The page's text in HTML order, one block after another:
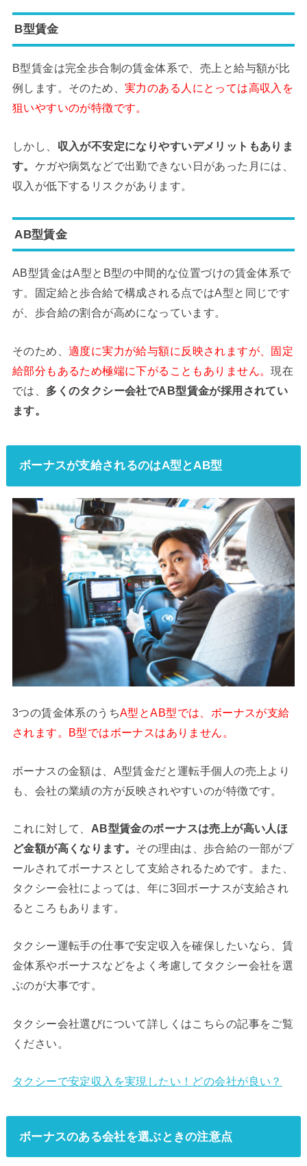
B型賃金
B型賃金は完全歩合制の賃金体系で、売上と給与額が比
例します。そのため、実力のある人にとっては高収入を
狙いやすいのが特徴です。
しかし、 収入が不安定になりやすいデメリットもありま
す。 ケガや病気などで出勤できない日があった月には、
収入が低下するリスクがあります。
AB型賃金
AB型賃金はA型とB型の中間的な位置づけの賃金体系で
す。固定給と歩合給で構成される点ではA型と同じです
が、歩合給の割合が高めになっています。
そのため、 適度に実力が給与額に反映されますが、固定
給部分もあるため極端に下がることもありません。現在
では、 多くのタクシー会社でAB型賃金が採用されてい
ます。
ボーナスが支給されるのはA型とAB型
3つの賃金体系のうちA型とAB型では、ボーナスが支給
されます。B型ではボーナスはありません。
ボーナスの金額は、A型賃金だと運転手個人の売上より
も、会社の業績の方が反映されやすいのが特徴です。
これに対して、 AB型賃金のボーナスは売上が高い人ほ
ど金額が高くなります。 その理由は、歩合給の一部がプ
ールされてボーナスとして支給されるためです。また、
タクシー会社によっては、年に3回ボーナスが支給され
るところもあります。
タクシー運転手の仕事で安定収入を確保したいなら、賃
金体系やボーナスなどをよく考慮してタクシー会社を選
ぶのが大事です。
タクシー会社選びについて詳しくはこちらの記事をご覧
ください。
タクシーで安定収入を実現したい！どの会社が良い？
ボーナスのある会社を選ぶときの注意点